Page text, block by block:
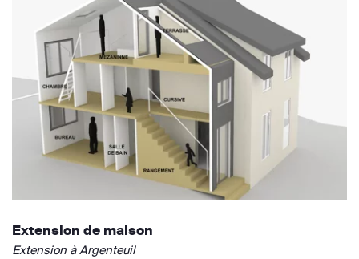
Extension de maison
Extension à Argenteuil